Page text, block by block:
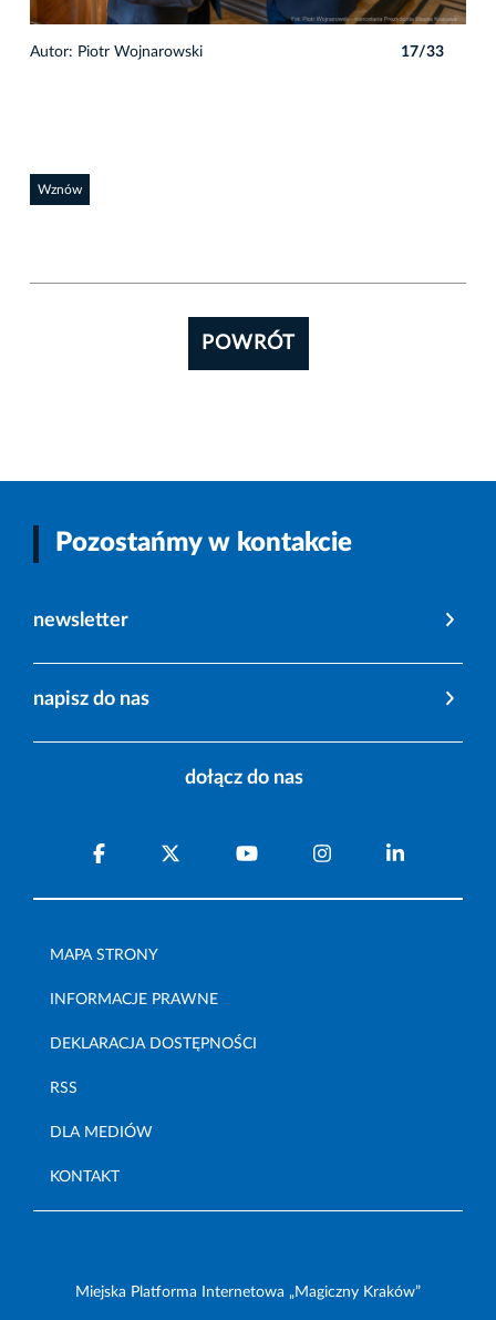
Autor: Piotr Wojnarowski 17/33
Wznów
POWRÓT
Pozostańmy w kontakcie
newsletter
napisz do nas
dołącz do nas
MAPA STRONY
INFORMACJE PRAWNE
DEKLARACJA DOSTĘPNOŚCI
RSS
DLA MEDIÓW
KONTAKT
Miejska Platforma Internetowa „Magiczny Kraków”